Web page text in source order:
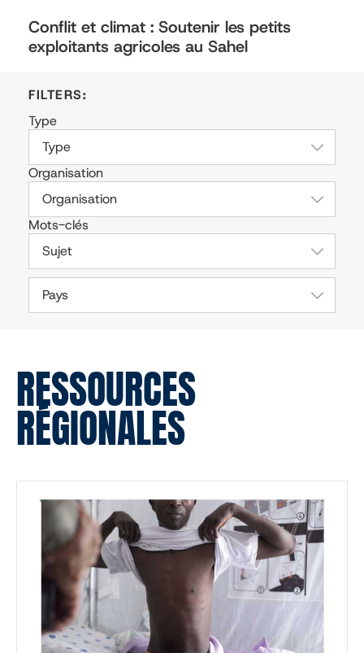
Conflit et climat : Soutenir les petits
exploitants agricoles au Sahel
Type
Type
Organisation
Organisation
Mots-clés
Sujet
Pays
RESSOURCES
RÉGIONALES